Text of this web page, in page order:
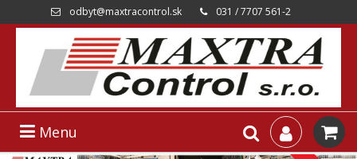
odbyt@maxtracontrol.sk 031 / 7707 561-2
Menu